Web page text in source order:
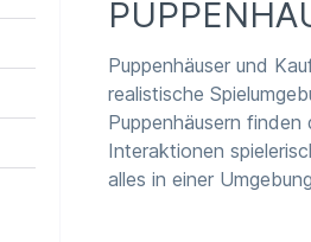
Puppenhäuser und
realistische
Puppenhäusern
Interaktionen
alles in einer